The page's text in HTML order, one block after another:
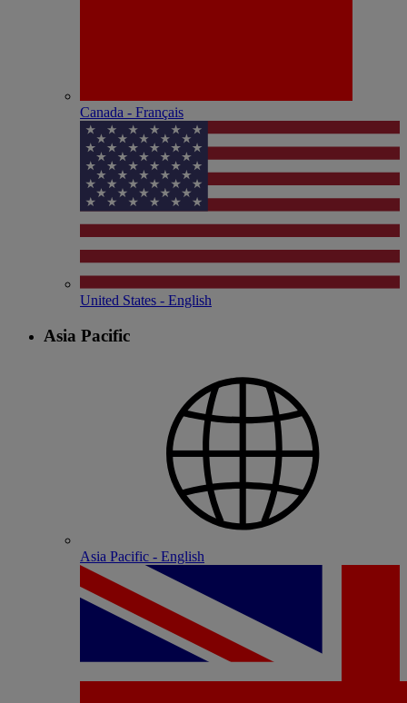
Canada - Français
United States - English
Asia Pacific
Asia Pacific - English